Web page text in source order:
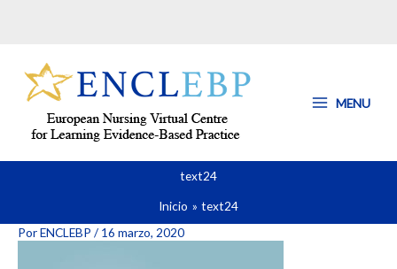
MENU
text24
Inicio
text24
PorENCLEBP / 16 marzo, 2020